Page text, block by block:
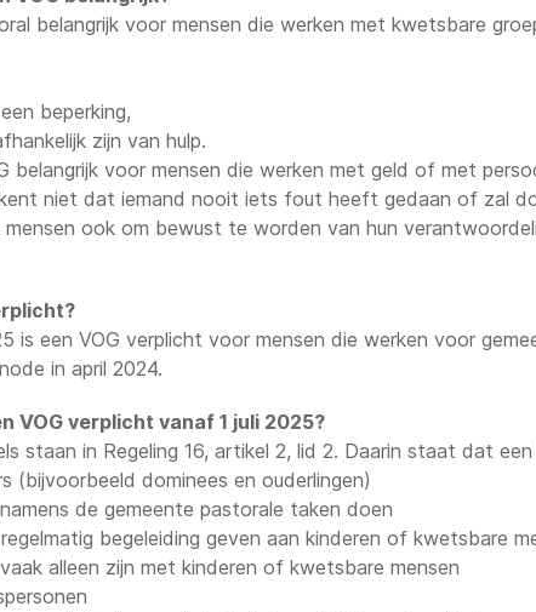
belangrijk voor mensen die werken met kwetsbare
beperking,
zijn van hulp.
belangrijk voor mensen die werken met geld of met
niet dat iemand nooit iets fout heeft gedaan of zal
mensen ook om bewust te worden van hun
is een VOG verplicht voor mensen die werken voor
in april 2024.
VOG verplicht vanaf 1 juli 2025?
staan in Regeling 16, artikel 2, lid 2. Daarin staat dat
(bijvoorbeeld dominees en ouderlingen)
de gemeente pastorale taken doen
begeleiding geven aan kinderen of kwetsbare
alleen zijn met kinderen of kwetsbare mensen